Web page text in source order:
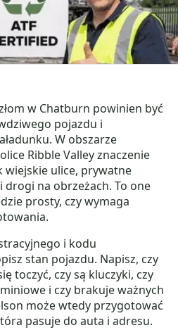
w Chatburn powinien być
pojazdu i
W obszarze
Ribble Valley znaczenie
wiejskie ulice, prywatne
drogi na obrzeżach. To one
prosty, czy wymaga
i kodu
stan pojazdu. Napisz, czy
toczyć, czy są kluczyki, czy
i czy brakuje ważnych
może wtedy przygotować
pasuje do auta i adresu.